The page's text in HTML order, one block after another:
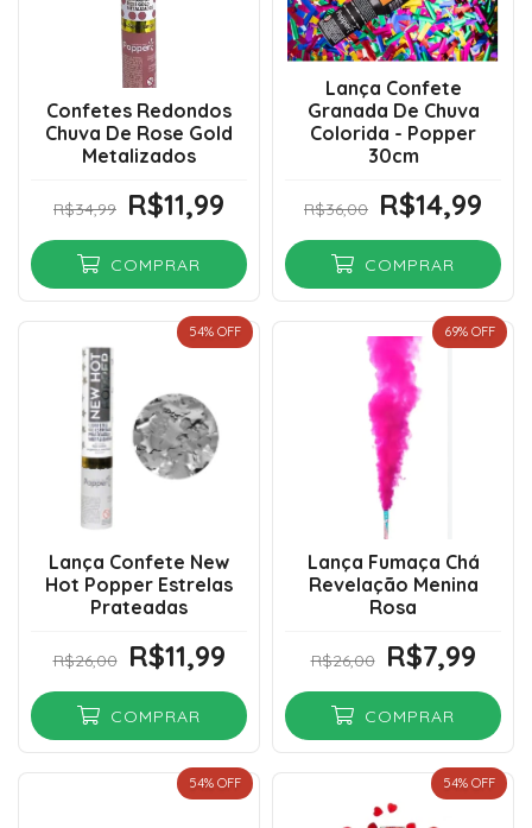
Confetes Redondos
Chuva De Rose Gold
Metalizados
R$34,99 R$11,99
COMPRAR
Lança Confete
Granada De Chuva
Colorida - Popper
30cm
R$36,00 R$14,99
COMPRAR
54% OFF
Lança Confete New
Hot Popper Estrelas
Prateadas
R$26,00 R$11,99
COMPRAR
69% OFF
Lança Fumaça Chá
Revelação Menina
Rosa
R$26,00 R$7,99
COMPRAR
54% OFF 54% OFF